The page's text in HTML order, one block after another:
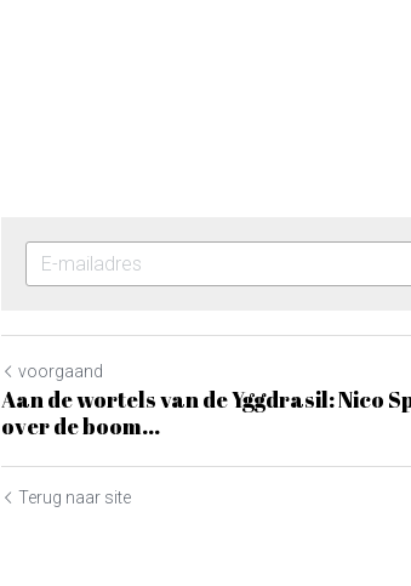
voorgaand
Aan de wortels van de Yggdrasil: Nico
over de boom...
Terug naar site